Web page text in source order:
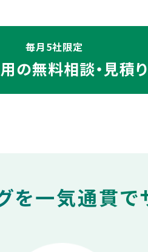
毎月5社限定
の無料相談・見積
一気通貫で